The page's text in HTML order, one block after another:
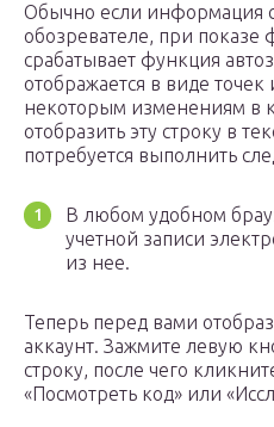
Обычно если информация
обозревателе, при показе
срабатывает функция
отображается в виде
некоторым изменениям в
отобразить эту строку в
потребуется выполнить
В любом удобном
учетной записи
из нее.
Теперь перед вами
аккаунт. Зажмите левую
строку, после чего
«Посмотреть код» или